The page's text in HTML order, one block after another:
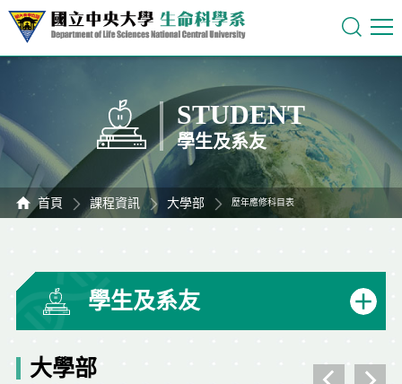
STUDENT
學生及系友
首頁 課程資訊 大學部 歷年應修科目表
學生及系友
大學部